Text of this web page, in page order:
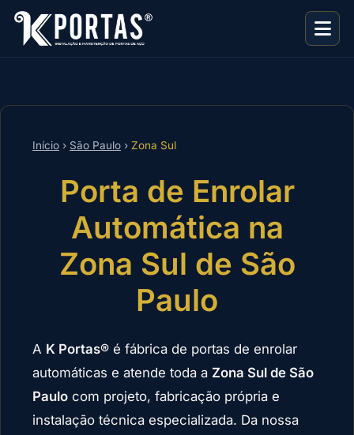
Início › São Paulo › Zona Sul
Porta de Enrolar
Automática na
Zona Sul de São
Paulo
A K Portas® é fábrica de portas de enrolar
automáticas e atende toda a Zona Sul de São
Paulo com projeto, fabricação própria e
instalação técnica especializada. Da nossa